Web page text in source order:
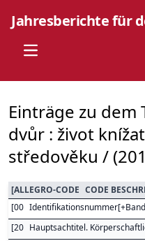
Jahresberichte für
Open main menu
Einträge zu dem
dvůr : život
středověku /
[ALLEGRO-CODE CODE
[00
[20 Hauptsachtitel.